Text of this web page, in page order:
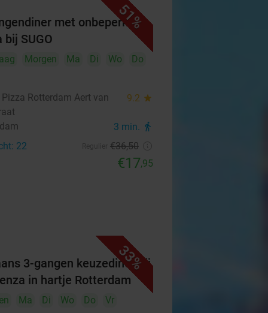
51%
met onbeperkt
bij SUGO
Morgen Ma Di Wo
Do
Pizza Rotterdam Aert van
9.2 star
3 min. directions_walk
22 €36,50
€17,95
33%
3-gangen keuzediner bij
in hartje Rotterdam
Ma Di Wo Do
Vr